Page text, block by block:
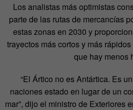
Los analistas más optimistas
parte de las rutas de mercancías
estas zonas en 2030 y
trayectos más cortos y más
que hay menos
“El Ártico no es Antártica. Es
naciones estado en lugar de un
mar”, dijo el ministro de Exteriores